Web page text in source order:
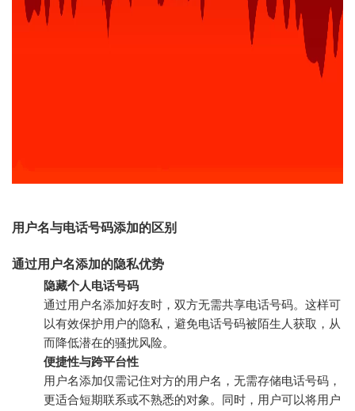
用户名与电话号码添加的区别
通过用户名添加的隐私优势
隐藏个人电话号码
通过用户名添加好友时，双方无需共享电话号码。这样可
以有效保护用户的隐私，避免电话号码被陌生人获取，从
而降低潜在的骚扰风险。
便捷性与跨平台性
用户名添加仅需记住对方的用户名，无需存储电话号码，
更适合短期联系或不熟悉的对象。同时，用户可以将用户